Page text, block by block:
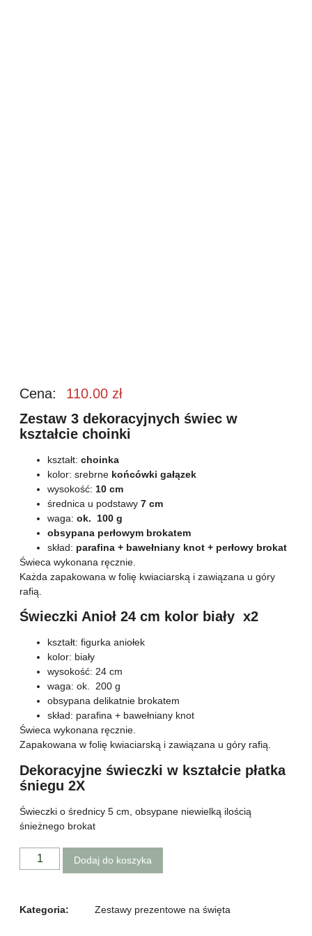
Cena: 110.00 zł
Zestaw 3 dekoracyjnych świec w
kształcie choinki
kształt: choinka
kolor: srebrne końcówki gałązek
wysokość: 10 cm
średnica u podstawy 7 cm
waga: ok. 100 g
obsypana perłowym brokatem
skład: parafina + bawełniany knot + perłowy brokat
Świeca wykonana ręcznie.
Każda zapakowana w folię kwiaciarską i zawiązana u góry
rafią.
Świeczki Anioł 24 cm kolor biały x2
kształt: figurka aniołek
kolor: biały
wysokość: 24 cm
waga: ok. 200 g
obsypana delikatnie brokatem
skład: parafina + bawełniany knot
Świeca wykonana ręcznie.
Zapakowana w folię kwiaciarską i zawiązana u góry rafią.
Dekoracyjne świeczki w kształcie płatka
śniegu 2X
Świeczki o średnicy 5 cm, obsypane niewielką ilością
śnieżnego brokat
Dodaj do koszyka
Kategoria: Zestawy prezentowe na święta